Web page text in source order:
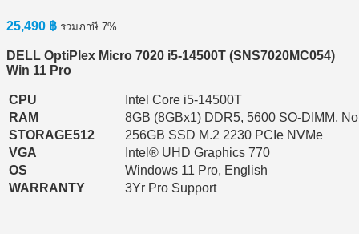
25,490 ฿ รวมภาษี 7%
DELL OptiPlex Micro 7020 i5-14500T (SNS7020MC054)
Win 11 Pro
CPU
Intel Core i5-14500T
RAM
8GB (8GBx1) DDR5, 5600 SO-DIMM,
STORAGE512
256GB SSD M.2 2230 PCIe NVMe
VGA
Intel® UHD Graphics 770
OS
Windows 11 Pro, English
WARRANTY
3Yr Pro Support